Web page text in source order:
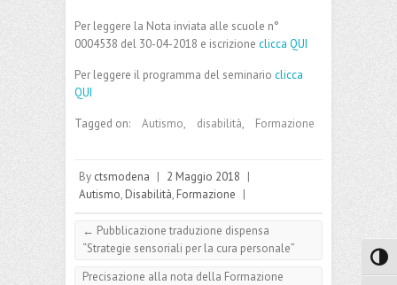
Per leggere la Nota inviata alle scuole n°
0004538 del 30-04-2018 e iscrizione clicca QUI
Per leggere il programma del seminario clicca
QUI
Tagged on: Autismo, disabilità, Formazione
By ctsmodena | 2 Maggio 2018 |
Autismo, Disabilità, Formazione |
← Pubblicazione traduzione dispensa
“Strategie sensoriali per la cura personale”
Precisazione alla nota della Formazione